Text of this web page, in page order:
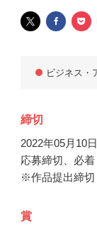
ビジネス・
締切
2022年05月10
応募締切、必着
※作品提出締切
賞